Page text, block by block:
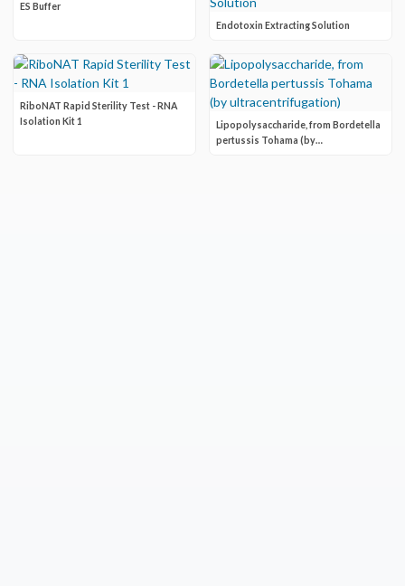
ES Buffer
Endotoxin Extracting Solution
RiboNAT Rapid Sterility Test - RNA
Isolation Kit 1
Lipopolysaccharide, from Bordetella
pertussis Tohama (by